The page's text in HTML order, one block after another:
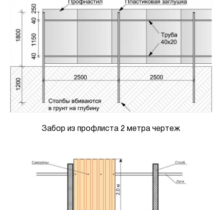
Забор из профлиста 2 метра чертеж